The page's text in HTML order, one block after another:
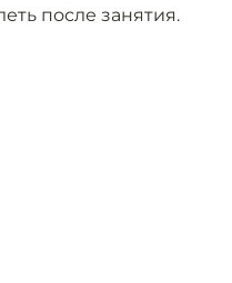
после занятия.